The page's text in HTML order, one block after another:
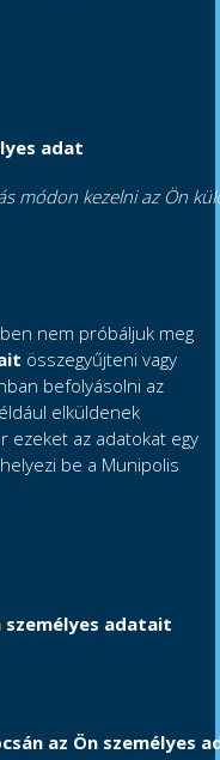
adat
módon kezelni az Ön
nem próbáljuk meg
összegyűjteni vagy
befolyásolni az
elküldenek
ezeket az adatokat egy
helyezi be a Munipolis
személyes adatait
az Ön személyes